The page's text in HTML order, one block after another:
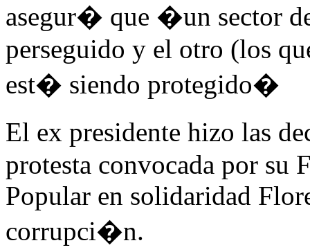
asegur� que �un sector
perseguido y el otro (los
est� siendo protegido�
El ex presidente hizo las
protesta convocada por su
Popular en solidaridad
corrupci�n.